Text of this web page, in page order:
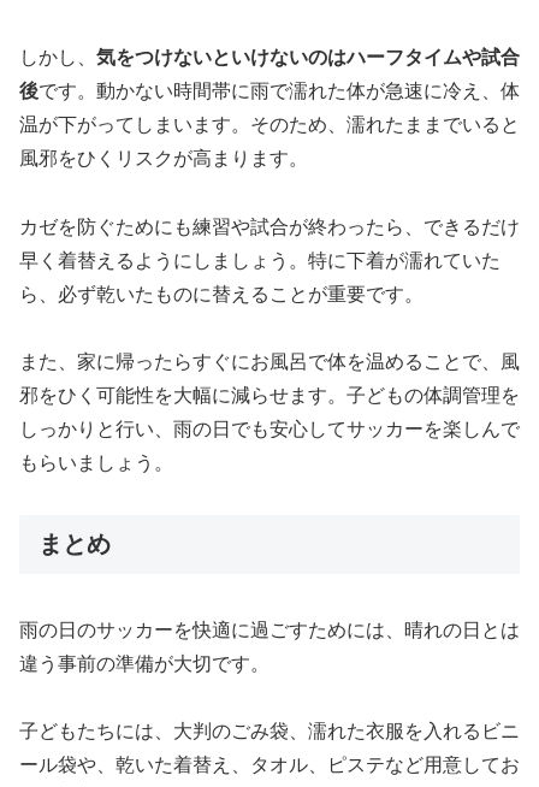
しかし、 気をつけないといけないのはハーフタイムや試合
後です。動かない時間帯に雨で濡れた体が急速に冷え、体
温が下がってしまいます。そのため、濡れたままでいると
風邪をひくリスクが高まります。
カゼを防ぐためにも練習や試合が終わったら、できるだけ
早く着替えるようにしましょう。特に下着が濡れていた
ら、必ず乾いたものに替えることが重要です。
また、家に帰ったらすぐにお風呂で体を温めることで、風
邪をひく可能性を大幅に減らせます。子どもの体調管理を
しっかりと行い、雨の日でも安心してサッカーを楽しんで
もらいましょう。
まとめ
雨の日のサッカーを快適に過ごすためには、晴れの日とは
違う事前の準備が大切です。
子どもたちには、大判のごみ袋、濡れた衣服を入れるビニ
ール袋や、乾いた着替え、タオル、ピステなど用意してお